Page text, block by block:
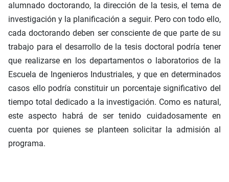
alumnado doctorando, la dirección de la tesis, el tema de
investigación y la planificación a seguir. Pero con todo ello,
cada doctorando deben ser consciente de que parte de su
trabajo para el desarrollo de la tesis doctoral podría tener
que realizarse en los departamentos o laboratorios de la
Escuela de Ingenieros Industriales, y que en determinados
casos ello podría constituir un porcentaje significativo del
tiempo total dedicado a la investigación. Como es natural,
este aspecto habrá de ser tenido cuidadosamente en
cuenta por quienes se planteen solicitar la admisión al
programa.